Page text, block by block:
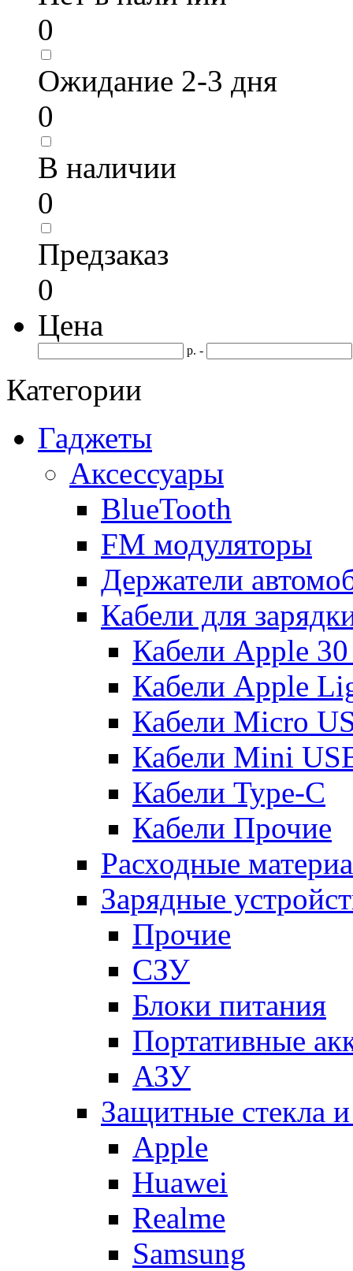
0
Ожидание 2-3 дня
0
В наличии
0
Предзаказ
0
Цена
р. -
Категории
Гаджеты
Аксессуары
BlueTooth
FM модуляторы
Держатели
Кабели для
Кабели Apple
Кабели Apple
Кабели Micro
Кабели Mini
Кабели Type-C
Кабели Прочие
Расходные
Зарядные
Прочие
СЗУ
Блоки питания
Портативные
АЗУ
Защитные стекла
Apple
Huawei
Realme
Samsung